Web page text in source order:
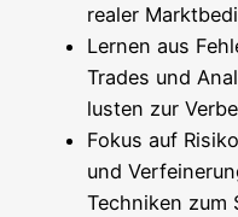
rea­ler
Ler­nen aus
Trades und
lus­ten zur
Fokus auf
und
Tech­ni­ken zum